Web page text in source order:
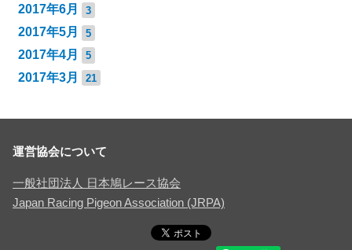
2017年6月 3
2017年5月 5
2017年4月 5
2017年3月 21
運営協会について
一般社団法人 日本鳩レース協会
Japan Racing Pigeon Association (JRPA)